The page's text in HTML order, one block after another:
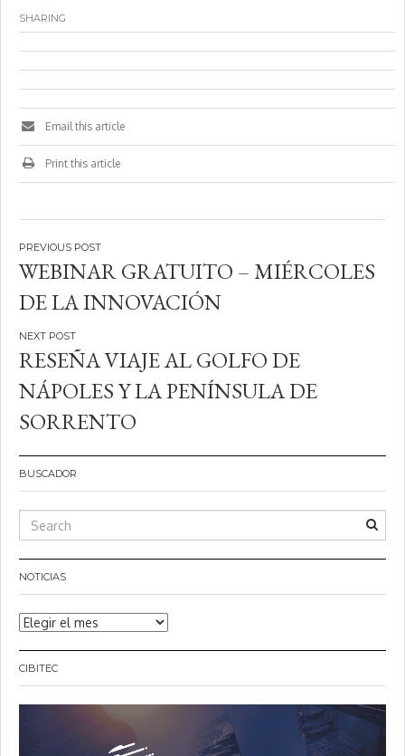
SHARING
Email this article
Print this article
Navegación
de
entradas
WEBINAR GRATUITO – MIÉRCOLES
DE LA INNOVACIÓN
RESEÑA VIAJE AL GOLFO DE
NÁPOLES Y LA PENÍNSULA DE
SORRENTO
BUSCADOR
NOTICIAS
Noticias
CIBITEC